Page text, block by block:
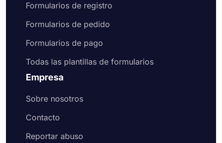
Formularios de registro
Formularios de pedido
Formularios de pago
Todas las plantillas de formularios
Empresa
Sobre nosotros
Contacto
Reportar abuso